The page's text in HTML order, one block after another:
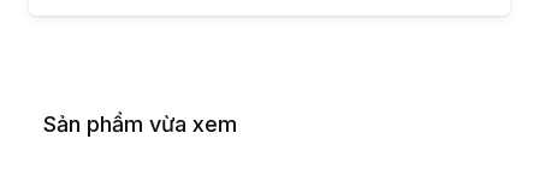
Sản phẩm vừa xem